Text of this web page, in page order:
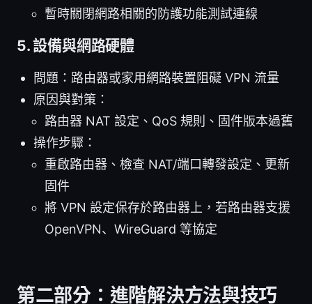
暫時關閉網路相關的防護功能測試連線
5. 設備與網路硬體
問題：路由器或家用網路裝置阻礙 VPN 流量
原因與對策：
路由器 NAT 設定、QoS 規則、固件版本過舊
操作步驟：
重啟路由器、檢查 NAT/端口轉發設定、更新
固件
將 VPN 設定保存於路由器上，若路由器支援
OpenVPN、WireGuard 等協定
第二部分：進階解決方法與技巧